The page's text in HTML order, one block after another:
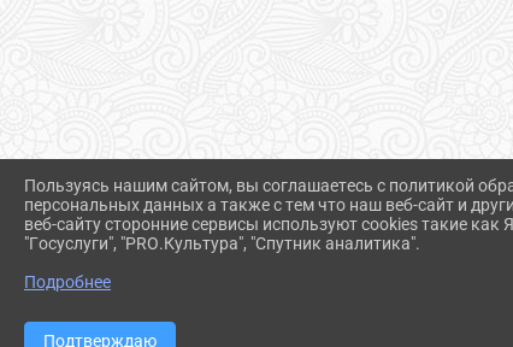
Пользуясь нашим сайтом, вы соглашаетесь с политикой
персональных данных а также с тем что наш веб-сайт и
веб-сайту сторонние сервисы используют cookies такие как
"Госуслуги", "PRO.Культура", "Спутник аналитика".
Подробнее
Подтверждаю